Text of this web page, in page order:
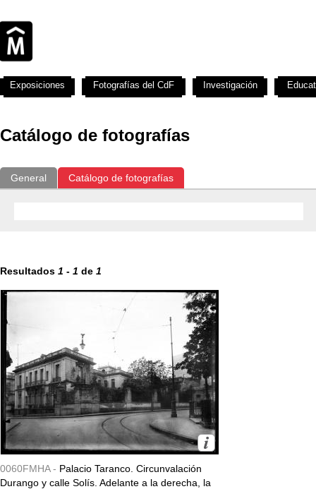
Catálogo de fotografías
General Catálogo de fotografías
Resultados 1 - 1 de 1
0060FMHA - Palacio Taranco. Circunvalación
Durango y calle Solís. Adelante a la derecha, la
Exposiciones Fotografías del CdF Investigación